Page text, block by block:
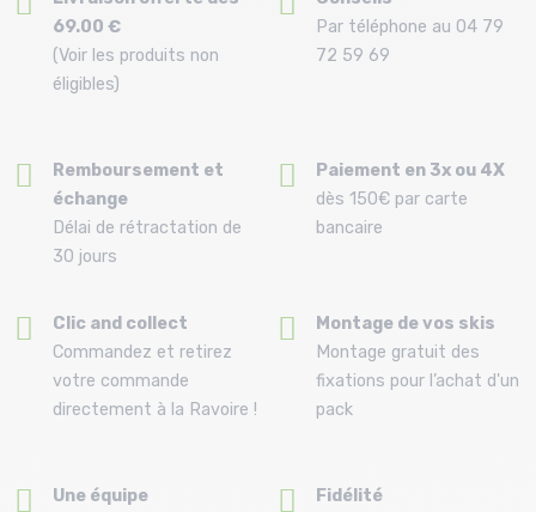
69.00 €
(Voir les produits non
éligibles)
Par téléphone au 04 79
72 59 69
Remboursement et
échange
Délai de rétractation de
30 jours
Paiement en 3x ou 4X
dès 150€ par carte
bancaire
Clic and collect
Commandez et retirez
votre commande
directement à la Ravoire !
Montage de vos skis
Montage gratuit des
fixations pour l’achat d'un
pack
Une équipe
Fidélité